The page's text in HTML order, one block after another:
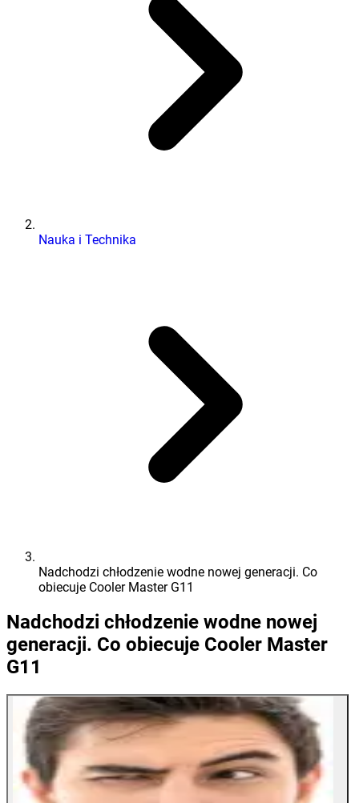
Nauka i Technika
Nadchodzi chłodzenie wodne nowej generacji. Co
obiecuje Cooler Master G11
Nadchodzi chłodzenie wodne nowej
generacji. Co obiecuje Cooler Master
G11